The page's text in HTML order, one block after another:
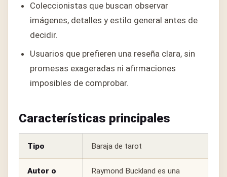
Coleccionistas que buscan observar
imágenes, detalles y estilo general antes de
decidir.
Usuarios que prefieren una reseña clara, sin
promesas exageradas ni afirmaciones
imposibles de comprobar.
Características principales
Tipo Baraja de tarot
Autor o
Raymond Buckland es una